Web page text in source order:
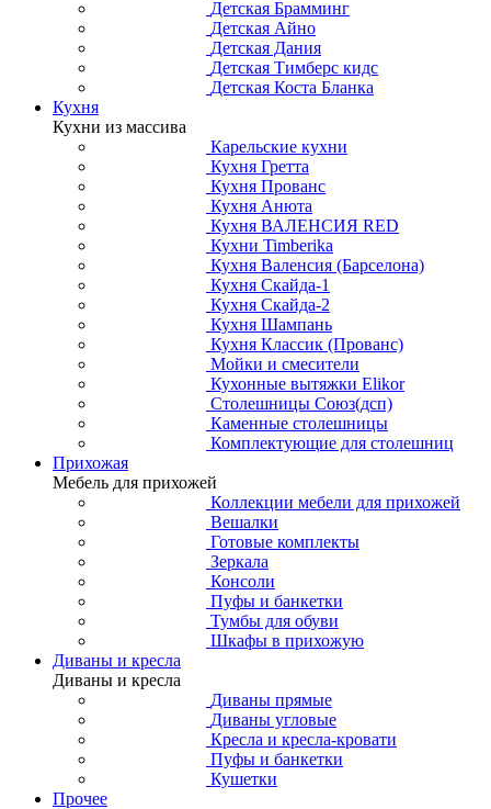
Детская Брамминг
Детская Айно
Детская Дания
Детская Тимберс кидс
Детская Коста Бланка
Кухня
Кухни из массива
Карельские кухни
Кухня Гретта
Кухня Прованс
Кухня Анюта
Кухня ВАЛЕНСИЯ RED
Кухни Timberika
Кухня Валенсия (Барселона)
Кухня Скайда-1
Кухня Скайда-2
Кухня Шампань
Кухня Классик (Прованс)
Мойки и смесители
Кухонные вытяжки Elikor
Столешницы Союз(дсп)
Каменные столешницы
Комплектующие для столешниц
Прихожая
Мебель для прихожей
Коллекции мебели для прихожей
Вешалки
Готовые комплекты
Зеркала
Консоли
Пуфы и банкетки
Тумбы для обуви
Шкафы в прихожую
Диваны и кресла
Диваны и кресла
Диваны прямые
Диваны угловые
Кресла и кресла-кровати
Пуфы и банкетки
Кушетки
Прочее